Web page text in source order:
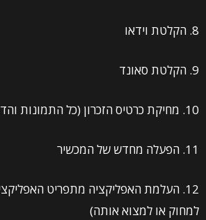
8. הקלטת וידאו
9. הקלטת סאונד
10. מחיקת כרטיס הזכרון (כל התמונות והדברים האישיים)
11. הפעלה מחדש של המכשיר
12. העלמת האפליקציה מתפריט
למחוק או למצוא אותה)